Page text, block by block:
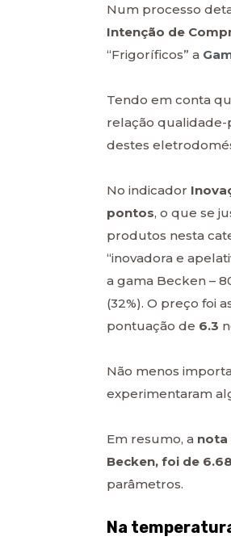
Num processo
Intenção de
“Frigoríficos” a
Tendo em conta
relação qualidade-
destes
No indicador
pontos, o que se
produtos nesta
“inovadora e
a gama Becken –
(32%). O preço foi
pontuação de 6.3
Não menos
experimentaram
Em resumo, a nota
Becken, foi de
parâmetros.
Na